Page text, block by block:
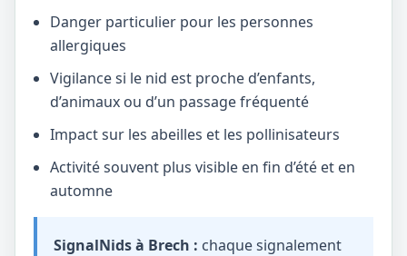
Danger particulier pour les personnes
allergiques
Vigilance si le nid est proche d’enfants,
d’animaux ou d’un passage fréquenté
Impact sur les abeilles et les pollinisateurs
Activité souvent plus visible en fin d’été et en
automne
SignalNids à Brech : chaque signalement